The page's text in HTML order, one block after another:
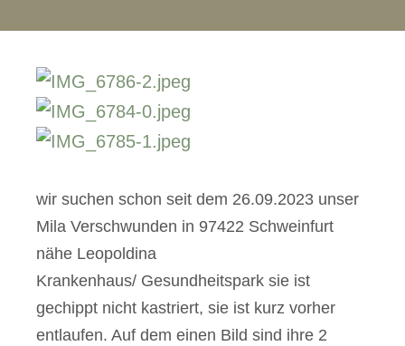
wir suchen schon seit dem 26.09.2023 unser
Mila Verschwunden in 97422 Schweinfurt
nähe Leopoldina
Krankenhaus/ Gesundheitspark sie ist
gechippt nicht kastriert, sie ist kurz vorher
entlaufen. Auf dem einen Bild sind ihre 2